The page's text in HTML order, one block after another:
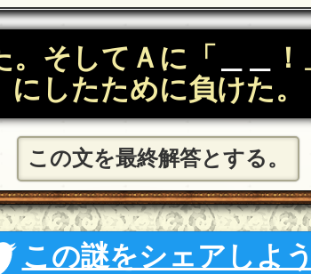
。そしてＡに「
にしたために負けた。
この文を最終解答とする。
この謎をシェアしよう